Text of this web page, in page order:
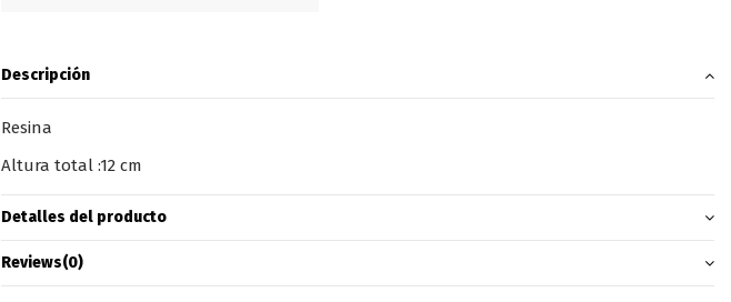
Descripción
Resina
Altura total :12 cm
Detalles del producto
Reviews(0)